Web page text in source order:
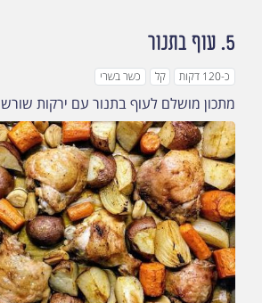
5. עוף בתנור
כ-120 דקות קל כשר בשרי
מתכון מושלם לעוף בתנור עם ירקות שורש